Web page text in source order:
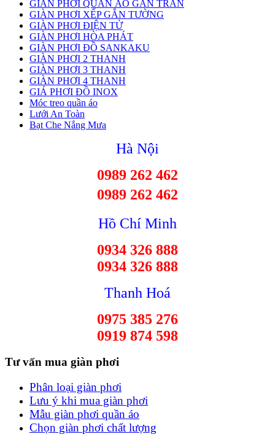
GIÀN PHƠI QUẦN ÁO GẮN TRẦN
GIÀN PHƠI XẾP GẮN TƯỜNG
GIÀN PHƠI ĐIỆN TỬ
GIÀN PHƠI HÒA PHÁT
GIÀN PHƠI ĐỒ SANKAKU
GIÀN PHƠI 2 THANH
GIÀN PHƠI 3 THANH
GIÀN PHƠI 4 THANH
GIÁ PHƠI ĐỒ INOX
Móc treo quần áo
Lưới An Toàn
Bạt Che Nắng Mưa
Hà Nội
0989 262 462
0989 262 462
Hồ Chí Minh
0934 326 888
0934 326 888
Thanh Hoá
0975 385 276
0919 874 598
Tư vấn mua giàn phơi
Phân loại giàn phơi
Lưu ý khi mua giàn phơi
Mẫu giàn phơi quần áo
Chọn giàn phơi chất lượng